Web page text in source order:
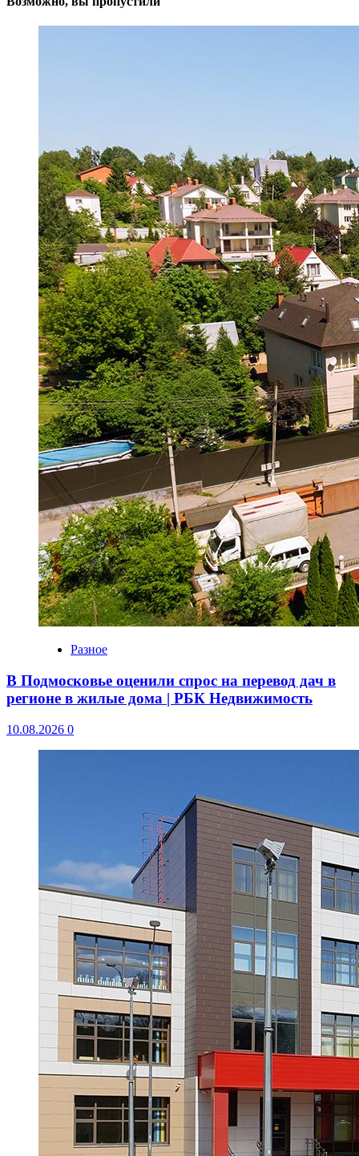
Разное
В Подмосковье оценили спрос на перевод дач в
регионе в жилые дома | РБК Недвижимость
10.08.2026 0